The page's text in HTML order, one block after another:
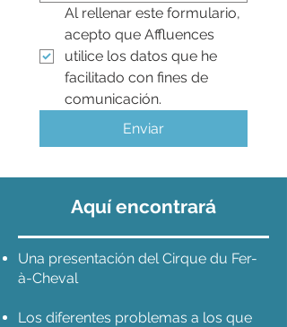
Al rellenar este formulario,
acepto que Affluences
utilice los datos que he
facilitado con fines de
comunicación.
Enviar
Aquí encontrará
Una presentación del Cirque du Fer-
à-Cheval
Los diferentes problemas a los que